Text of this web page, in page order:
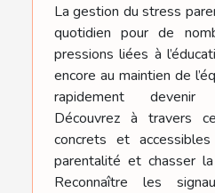
La gestion du stress
quotidien pour de
pressions liées à
encore au maintien de
rapidement devenir
Découvrez à travers
concrets et
parentalité et chasser
Reconnaître les